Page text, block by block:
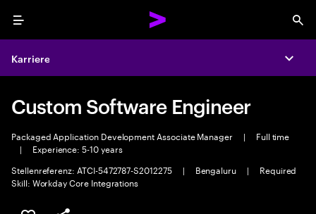
Menu
Karriere
Custom Software Engineer
Packaged Application Development Associate Manager |
Full time
|
Experience: 5-10 years
Stellenreferenz: ATCI-5472787-S2012275
| Bengaluru |
Required
Skill: Workday Core Integrations